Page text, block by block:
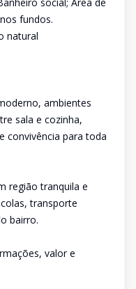
fundos.
natural
ambientes
sala e cozinha,
convivência para toda
região tranquila e
transporte
bairro.
valor e